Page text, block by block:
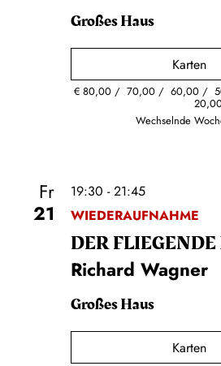
Großes Haus
Karten
€80,00 70,00 60,00
Wechselnde
Fr
21
19:30 - 21:45
WIEDERAUFNAHME
DER
Richard Wagner
Großes Haus
Karten